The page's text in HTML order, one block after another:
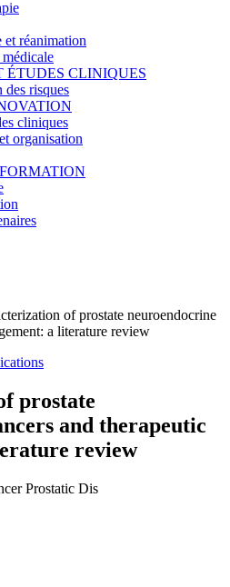
et réanimation
ÉTUDES CLINIQUES
des risques
cliniques
organisation
of prostate neuroendocrine
a literature review
prostate
and therapeutic
review
Prostatic Dis